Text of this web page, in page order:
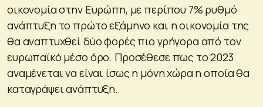
οικονομία στην Ευρώπη, με περίπου 7% ρυθμό
ανάπτυξη το πρώτο εξάμηνο και η οικονομία της
θα αναπτυχθεί δύο φορές πιο γρήγορα από τον
ευρωπαϊκό μέσο όρο. Προσέθεσε πως το 2023
αναμένεται να είναι ίσως η μόνη χώρα η οποία θα
καταγράψει ανάπτυξη.